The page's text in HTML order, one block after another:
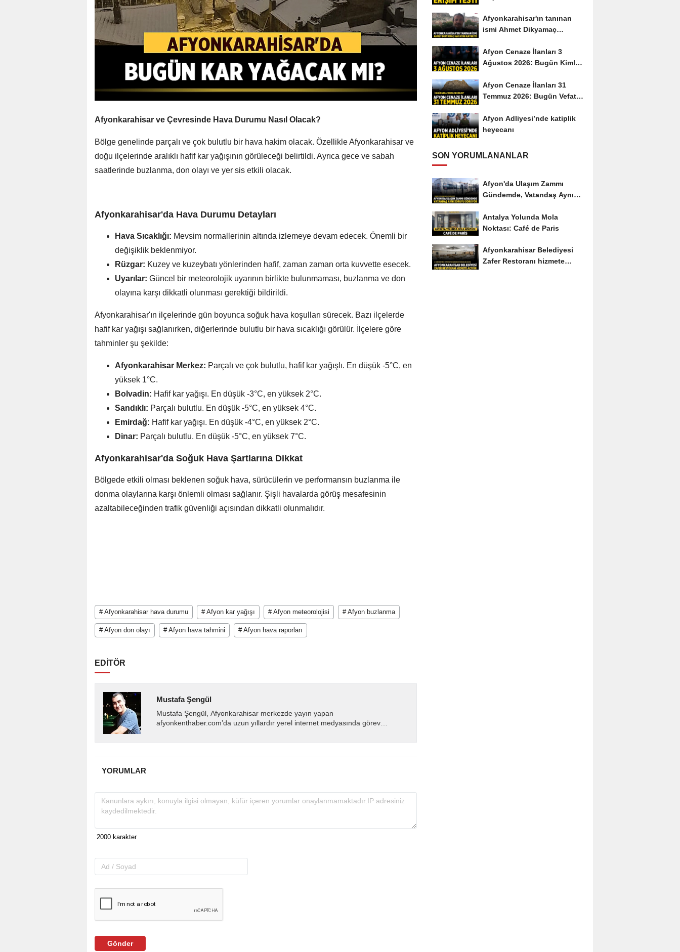
Afyonkarahisar ve Çevresinde Hava Durumu Nasıl Olacak?
Bölge genelinde parçalı ve çok bulutlu bir hava hakim olacak. Özellikle Afyonkarahisar ve
doğu ilçelerinde aralıklı hafif kar yağışının görüleceği belirtildi. Ayrıca gece ve sabah
saatlerinde buzlanma, don olayı ve yer sis etkili olacak.
Afyonkarahisar'da Hava Durumu Detayları
Hava Sıcaklığı: Mevsim normallerinin altında izlemeye devam edecek. Önemli bir
değişiklik beklenmiyor.
Rüzgar: Kuzey ve kuzeybatı yönlerinden hafif, zaman zaman orta kuvvette esecek.
Uyarılar: Güncel bir meteorolojik uyarının birlikte bulunmaması, buzlanma ve don
olayına karşı dikkatli olunması gerektiği bildirildi.
Afyonkarahisar'ın ilçelerinde gün boyunca soğuk hava koşulları sürecek. Bazı ilçelerde
hafif kar yağışı sağlanırken, diğerlerinde bulutlu bir hava sıcaklığı görülür. İlçelere göre
tahminler şu şekilde:
Afyonkarahisar Merkez: Parçalı ve çok bulutlu, hafif kar yağışlı. En düşük -5°C, en
yüksek 1°C.
Bolvadin: Hafif kar yağışı. En düşük -3°C, en yüksek 2°C.
Sandıklı: Parçalı bulutlu. En düşük -5°C, en yüksek 4°C.
Emirdağ: Hafif kar yağışı. En düşük -4°C, en yüksek 2°C.
Dinar: Parçalı bulutlu. En düşük -5°C, en yüksek 7°C.
Afyonkarahisar'da Soğuk Hava Şartlarına Dikkat
Bölgede etkili olması beklenen soğuk hava, sürücülerin ve performansın buzlanma ile
donma olaylarına karşı önlemli olması sağlanır. Şişli havalarda görüş mesafesinin
azaltabileceğinden trafik güvenliği açısından dikkatli olunmalıdır.
# Afyonkarahisar hava durumu # Afyon kar yağışı # Afyon meteorolojisi # Afyon buzlanma
# Afyon don olayı # Afyon hava tahmini # Afyon hava raporları
EDİTÖR
Mustafa Şengül
Mustafa Şengül, Afyonkarahisar merkezde yayın yapan
afyonkenthaber.com’da uzun yıllardır yerel internet medyasında görev
YORUMLAR
Gönder
Afyonkarahisar'ın tanınan
ismi Ahmet Dikyamaç
Afyon Cenaze İlanları 3
Ağustos 2026: Bugün Kimler
Afyon Cenaze İlanları 31
Temmuz 2026: Bugün Vefat
Afyon Adliyesi’nde katiplik
heyecanı
SON YORUMLANANLAR
Afyon'da Ulaşım Zammı
Gündemde, Vatandaş Aynı
Antalya Yolunda Mola
Noktası: Café de Paris
Afyonkarahisar Belediyesi
Zafer Restoranı hizmete